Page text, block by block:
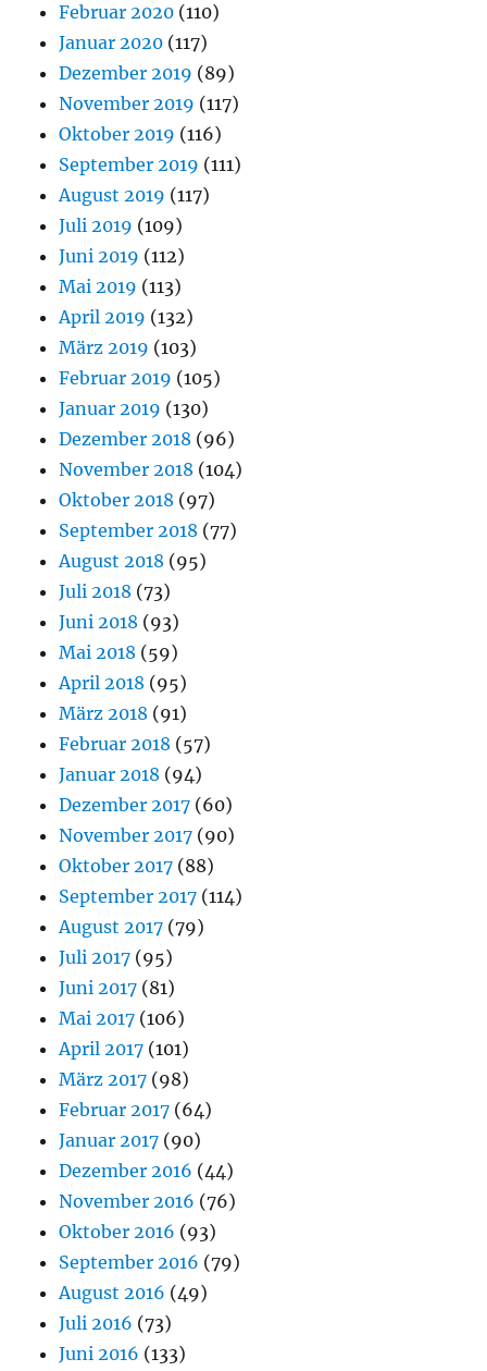
Februar 2020 (110)
Januar 2020 (117)
Dezember 2019 (89)
November 2019 (117)
Oktober 2019 (116)
September 2019 (111)
August 2019 (117)
Juli 2019 (109)
Juni 2019 (112)
Mai 2019 (113)
April 2019 (132)
März 2019 (103)
Februar 2019 (105)
Januar 2019 (130)
Dezember 2018 (96)
November 2018 (104)
Oktober 2018 (97)
September 2018 (77)
August 2018 (95)
Juli 2018 (73)
Juni 2018 (93)
Mai 2018 (59)
April 2018 (95)
März 2018 (91)
Februar 2018 (57)
Januar 2018 (94)
Dezember 2017 (60)
November 2017 (90)
Oktober 2017 (88)
September 2017 (114)
August 2017 (79)
Juli 2017 (95)
Juni 2017 (81)
Mai 2017 (106)
April 2017 (101)
März 2017 (98)
Februar 2017 (64)
Januar 2017 (90)
Dezember 2016 (44)
November 2016 (76)
Oktober 2016 (93)
September 2016 (79)
August 2016 (49)
Juli 2016 (73)
Juni 2016 (133)